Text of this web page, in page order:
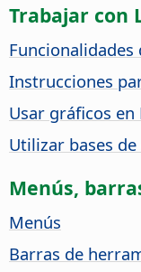
Trabajar con
Instrucciones
Usar gráficos
Utilizar bases
Menús,
Menús
Barras de